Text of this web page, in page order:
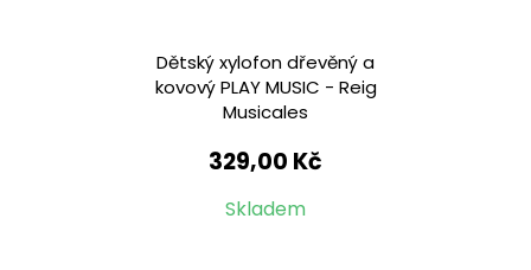
Dětský xylofon dřevěný a
kovový PLAY MUSIC - Reig
Musicales
329,00 Kč
Skladem